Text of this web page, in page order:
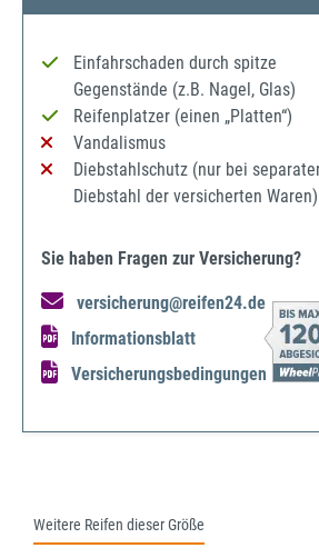
Einfahrschaden durch spitze
Gegenstände (z.B. Nagel, Glas)
Reifenplatzer (einen „Platten“)
Vandalismus
Diebstahlschutz (nur bei
Diebstahl der versicherten Waren)
Sie haben Fragen zur Versicherung?
versicherung@reifen24.de
Informationsblatt
Versicherungsbedingungen
Weitere Reifen dieser Größe